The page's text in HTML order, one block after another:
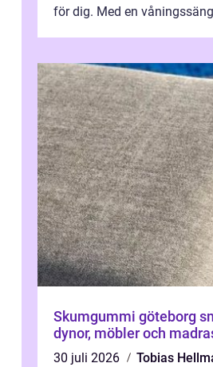
för dig. Med en
Skumgummi göteborg smarta val för
dynor, möbler och
30 juli 2026
Tobias